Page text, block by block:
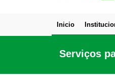
IRATI
principal
Inicio
Serviços